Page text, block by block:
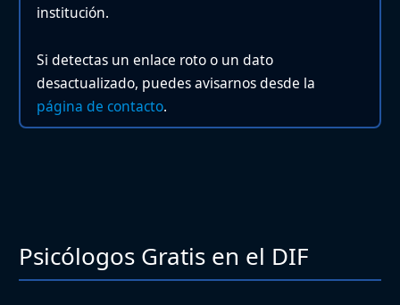
institución.
Si detectas un enlace roto o un dato
desactualizado, puedes avisarnos desde la
página de contacto.
Psicólogos Gratis en el DIF